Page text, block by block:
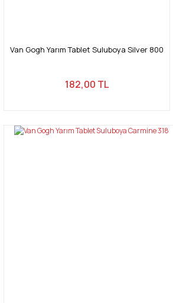
Van Gogh Yarım Tablet Suluboya Silver 800
182,00 TL